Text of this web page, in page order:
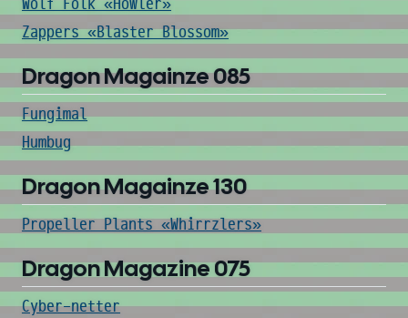
Wolf Folk «Howler»
Zappers «Blaster Blossom»
Dragon Magainze 085
Fungimal
Humbug
Dragon Magainze 130
Propeller Plants «Whirrzlers»
Dragon Magazine 075
Cyber-netter